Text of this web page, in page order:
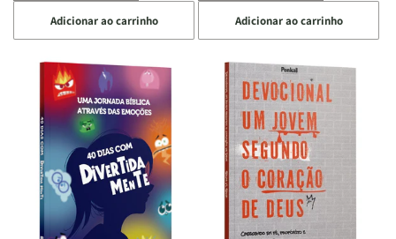
a
quantidade
de
Devocional
Quarto
de
Guerra
Isabelle
S.
Alves
a
quantidade
de
Devocional
Quarto
de
Guerra
|
Isabelle
S.
Alves
Adicionar ao carrinho
a
quantidade
de
Devocional
Café
com
Mulheres
da
Bíblia
Equipe
Teológica
Penkal
a
quantidade
de
Devocional
Café
com
Mulheres
da
Bíblia
|
Equipe
Teológica
Penkal
Adicionar ao carrinho